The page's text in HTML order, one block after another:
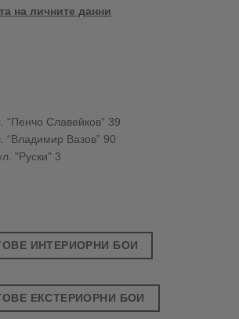
на личните данни
Славейков” 39
Вазов” 90
"Руски" 3
ИНТЕРИОРНИ БОИ
ЕКСТЕРИОРНИ БОИ